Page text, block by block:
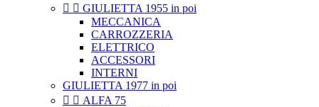
  GIULIETTA 1955 in poi
MECCANICA
CARROZZERIA
ELETTRICO
ACCESSORI
INTERNI
GIULIETTA 1977 in poi
  ALFA 75